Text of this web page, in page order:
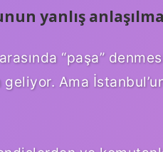
yanlış
“paşa”
geliyor. Ama